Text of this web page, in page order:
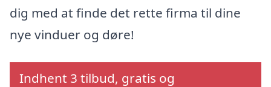
dig med at finde det rette firma til dine
nye vinduer og døre!
Indhent 3 tilbud, gratis og